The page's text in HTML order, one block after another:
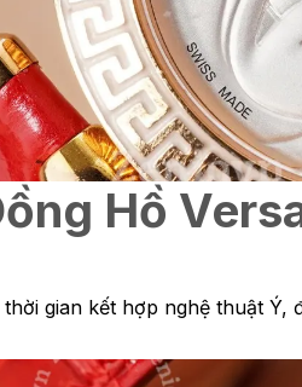
Hồ
gian kết hợp nghệ thuật Ý,